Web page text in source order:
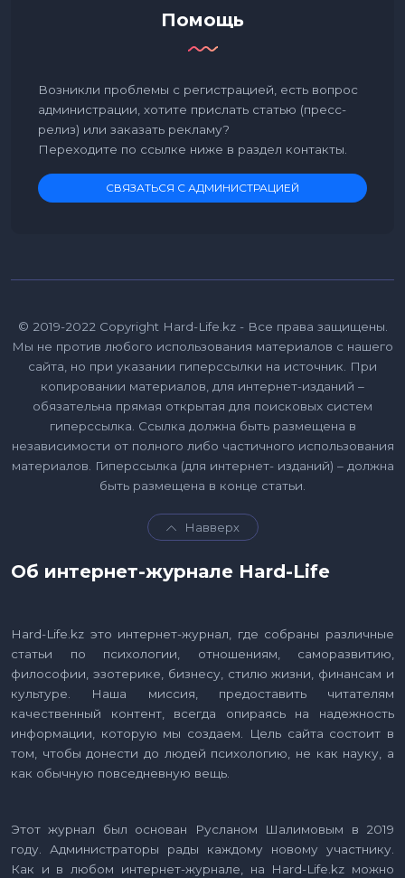
Помощь
Возникли проблемы с регистрацией, есть вопрос
администрации, хотите прислать статью (пресс-
релиз) или заказать рекламу?
Переходите по ссылке ниже в раздел контакты.
СВЯЗАТЬСЯ С АДМИНИСТРАЦИЕЙ
© 2019-2022 Copyright Hard-Life.kz - Все права защищены.
Мы не против любого использования материалов с нашего
сайта, но при указании гиперссылки на источник. При
копировании материалов, для интернет-изданий –
обязательна прямая открытая для поисковых систем
гиперссылка. Ссылка должна быть размещена в
независимости от полного либо частичного использования
материалов. Гиперссылка (для интернет- изданий) – должна
быть размещена в конце статьи.
Навверх
Об интернет-журнале Hard-Life
Hard-Life.kz это интернет-журнал, где собраны различные
статьи по психологии, отношениям, саморазвитию,
философии, эзотерике, бизнесу, стилю жизни, финансам и
культуре. Наша миссия, предоставить читателям
качественный контент, всегда опираясь на надежность
информации, которую мы создаем. Цель сайта состоит в
том, чтобы донести до людей психологию, не как науку, а
как обычную повседневную вещь.
Этот журнал был основан Русланом Шалимовым в 2019
году. Администраторы рады каждому новому участнику.
Как и в любом интернет-журнале, на Hard-Life.kz можно